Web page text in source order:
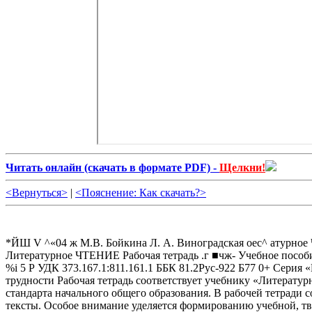
Читать онлайн (cкачать в формате PDF) - Щелкни!
<Вернуться> | <Пояснение: Как скачать?>
*ЙШ V ^«04 ж М.В. Бойкина Л. А. Виноградская оес^ атурное ЧТЕНИЕ / Рабочая тетрадь ПРОСВЕЩЕНИЕ иадАсельство ШКОЛА РОССИИ ФГОС М. в. Бойкина Л. А. Виноградская Литературное ЧТЕНИЕ Рабочая тетрадь .г ■чж- Учебное пособие для общеобразовательных организаций 4-е издание Москва «Просвещение» 2016 Г..Л ■ V \ \ \j i(j^ ■ ' ■ \ ^ ч о 'W --ч.'ч.чн,г'> %i 5 Р УДК 373.167.1:811.161.1 ББК 81.2Рус-922 Б77 0+ Серия «Школа России» основана в 2001 году УСЛОВНЫЕ ЗНАКИ работаем в паре 0 работаем в группе О — задание повышенной трудности Рабочая тетрадь соответствует учебнику «Литературное чтение. 4 класс», доработанному в соответствии с требованиями Федерального государственного образовательного стандарта начального общего образования. В рабочей тетради содержатся упражнения, которые помогают ученикам отработать навыки чтения, развить умение анализировать художественные тексты. Особое внимание уделяется формированию учебной, творческой деятельности, умению работать с разными видами информации. Самостоятельные работы закрепляют знания учащихся. Рабочая тетрадь способствует более успешному достижению личностных, метапред-метных и предметных результатов обучения в 4 классе. Пособие предназначено для учащихся общеобразовательных организаций. ISBN 978-5-09-038055-3 © Издательство «Просвещение», 2013 © Художественное оформление. Издательство «Просвещение», 2013 Все права защищены Хорошо того учить, кто хочет всё знать г' Надеемся, что ты с удовольствием читаешь книги, знаешь, как выбрать и найти книгу в библиотеке, можешь беседовать о прочитанном со сверстниками и взрослыми, понимаешь смысл того, что хотел сказать автор. Предлагаем тебе выполнить не совсем обычную проверочную работу. Она предназначена для выпускников начальной школы. Ты скажешь: «Как я могу это сделать? Я ещё не весь материал знаю». Конечно, с одной стороны, ты прав. Но, с другой стороны, в конце четвёртого класса проверяется то, что ты учил в первом, втором и третьем классах. Самое главное, ты сможешь самостоятельно определить, что ты уже знаешь, в выполнении каких заданий сомневаешься, а что совсем не можешь сделать. Поэтому хорошо, что ты уже в начале года сможешь поставить учебные задачи, которые тебе предстоит решить в четвёртом классе. Важно, что у каждого будут свои учебные задачи. Проверочная работа ^ Прочитай рассказ И. Тургенева «Воробей» про себя, определи, сколько времени тебе понадобилось для чтения. Я возвращался с охоты и шёл по аллее сада. Собака бежала впереди меня. Вдруг она уменьшила свои шаги и начала красться, как бы зачуяв перед собою дичь. Я глянул вдоль аллеи и увидел молодого воробья с желтизной около клюва и пухом на голове. Сн упал ,t-'.. ’■"/v-v>*' V, V^.: ■» ? - '■Л' Ш-- -Vv'.-r' • f из гнезда (ветер сильно качал берёзы аллеи) и сидел неподвижно, беспомощно растопырив едва прораставшие крылышки. Моя собака медленно приближалась к нему, как вдруг, сорвавшись с близкого дерева, старый черногрудый воробей камнем упал перед самой её мордой — и весь взъерошенный, искажённый, с отчаянным и жалким писком прыгнул раза два в направлении зубастой раскрытой пасти. Он ринулся спасать, он заслонил собою своё детище... но всё его маленькое тело трепетало от ужаса, голосок одичал и охрип, он замирал, он жертвовал собою! Каким громадным чудовищем должна была ему казаться собака! И всё-таки